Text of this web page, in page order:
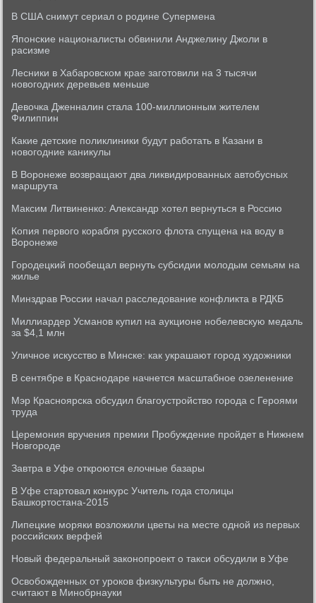
В США снимут сериал о родине Супермена
Японские националисты обвинили Анджелину Джоли в
расизме
Лесники в Хабаровском крае заготовили на 3 тысячи
новогодних деревьев меньше
Девочка Дженналин стала 100-миллионным жителем
Филиппин
Какие детские поликлиники будут работать в Казани в
новогодние каникулы
В Воронеже возвращают два ликвидированных автобусных
маршрута
Максим Литвиненко: Александр хотел вернуться в Россию
Копия первого корабля русского флота спущена на воду в
Воронеже
Городецкий пообещал вернуть субсидии молодым семьям на
жилье
Минздрав России начал расследование конфликта в РДКБ
Миллиардер Усманов купил на аукционе нобелевскую медаль
за $4,1 млн
Уличное искусство в Минске: как украшают город художники
В сентябре в Краснодаре начнется масштабное озеленение
Мэр Красноярска обсудил благоустройство города с Героями
труда
Церемония вручения премии Пробуждение пройдет в Нижнем
Новгороде
Завтра в Уфе откроются елочные базары
В Уфе стартовал конкурс Учитель года столицы
Башкортостана-2015
Липецкие моряки возложили цветы на месте одной из первых
российских верфей
Новый федеральный законопроект о такси обсудили в Уфе
Освобожденных от уроков физкультуры быть не должно,
считают в Минобрнауки